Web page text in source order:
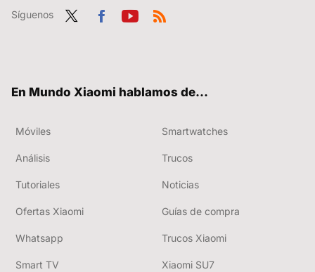
Síguenos
En Mundo Xiaomi hablamos de...
Móviles Smartwatches
Análisis Trucos
Tutoriales Noticias
Ofertas Xiaomi Guías de compra
Whatsapp Trucos Xiaomi
Smart TV Xiaomi SU7